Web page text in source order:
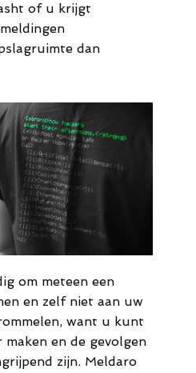
of u krijgt
dan
om meteen een
en zelf niet aan uw
want u kunt
en de gevolgen
zijn. Meldaro